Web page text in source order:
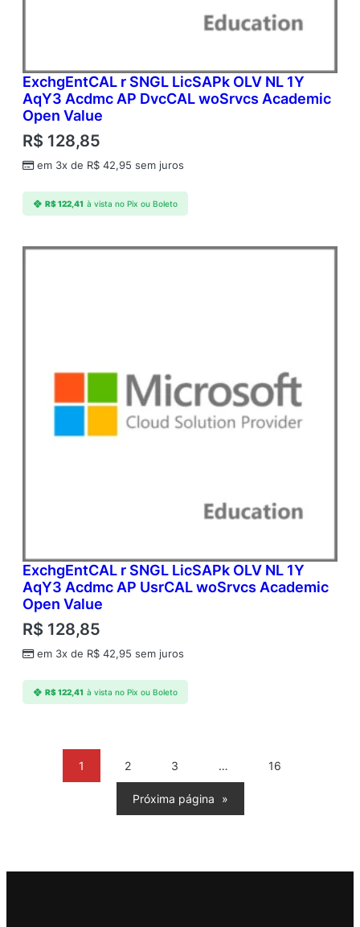
ExchgEntCAL r SNGL LicSAPk OLV NL 1Y
AqY3 Acdmc AP DvcCAL woSrvcs Academic
Open Value
R$ 128,85
em 3x de R$ 42,95 sem juros
R$122,41 à vista no Pix ou Boleto
ExchgEntCAL r SNGL LicSAPk OLV NL 1Y
AqY3 Acdmc AP UsrCAL woSrvcs Academic
Open Value
R$ 128,85
em 3x de R$ 42,95 sem juros
R$122,41 à vista no Pix ou Boleto
1 2 3 … 16
Próxima página »